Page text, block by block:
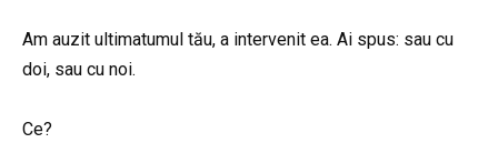
Am auzit ultimatumul tău, a intervenit ea. Ai spus: sau cu
doi, sau cu noi.
Ce?